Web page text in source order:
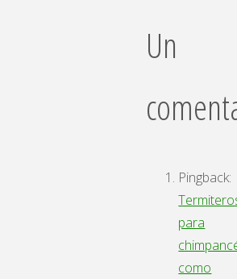
Un
Pingback:
para
como